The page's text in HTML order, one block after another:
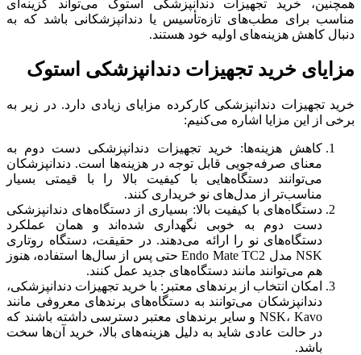
همچنین، خرید تجهیزات دندانپزشکی استوک می‌تواند گزینه‌ای
مناسب برای مطب‌های تازه‌تأسیس یا دندانپزشکانی باشد که به
دنبال کاهش هزینه‌های اولیه خود هستند.
مزایای خرید تجهیزات دندانپزشکی استوک
خرید تجهیزات دندانپزشکی کارکرده مزایای زیادی دارد. در زیر به
برخی از این مزایا اشاره می‌کنیم:
کاهش هزینه‌ها: خرید تجهیزات دندانپزشکی دست دوم به
معنای صرفه‌جویی قابل توجه در هزینه‌ها است. دندانپزشکان
می‌توانند دستگاه‌هایی با کیفیت بالا را با قیمتی بسیار
مناسب‌تر از مدل‌های نو خریداری کنند.
دستگاه‌های با کیفیت بالا: بسیاری از دستگاه‌های دندانپزشکی
دست دوم به خوبی نگهداری شده‌اند و همان عملکرد
دستگاه‌های نو را ارائه می‌دهند. در حقیقت، دستگاه روتاری
NSK مدل Endo Mate TC2 حتی پس از سال‌ها استفاده، هنوز
هم می‌توانند مانند دستگاه‌های جدید عمل کنند.
امکان انتخاب از برندهای معتبر: با خرید تجهیزات دندانپزشکی،
دندانپزشکان می‌توانند به دستگاه‌های برندهای معروفی مانند
NSK، Kavo و سایر برندهای معتبر دسترسی داشته باشند که
در حالت عادی شاید به دلیل هزینه‌های بالا، خرید آن‌ها سخت
باشد.